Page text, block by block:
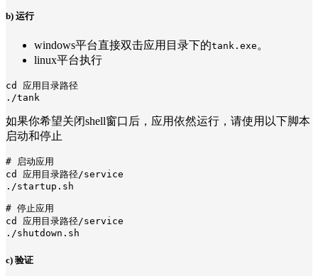
b) 运行
windows平台直接双击应用目录下的tank.exe 。
linux平台执行
cd 应用目录路径
如果你希望关闭shell窗口后，应用依然运行，请使用以下脚本
启动和停止
# 启动应用
cd
应用目录路径/service
./startup.sh
# 停止应用
cd
应用目录路径/service
c) 验证